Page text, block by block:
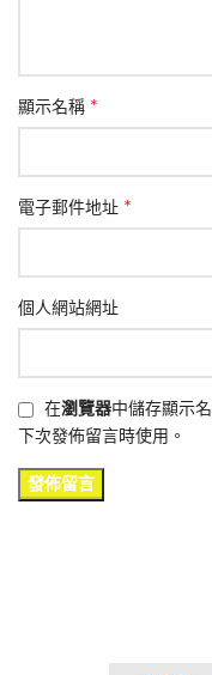
顯示名稱 *
電子郵件地址 *
個人網站網址
在瀏覽器中儲存顯示
下次發佈留言時使用。